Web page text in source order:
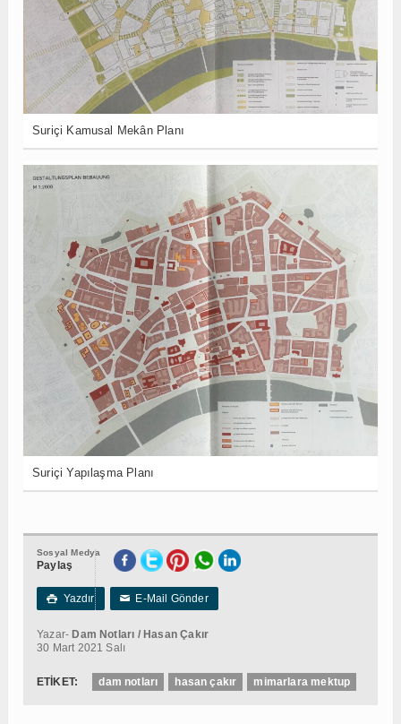
Suriçi Kamusal Mekân Planı
Suriçi Yapılaşma Planı
Sosyal Medya
Paylaş
 Yazdır ✉E-Mail Gönder
Yazar- Dam Notları / Hasan Çakır
30 Mart 2021 Salı
ETİKET: dam notları hasan çakır mimarlara mektup